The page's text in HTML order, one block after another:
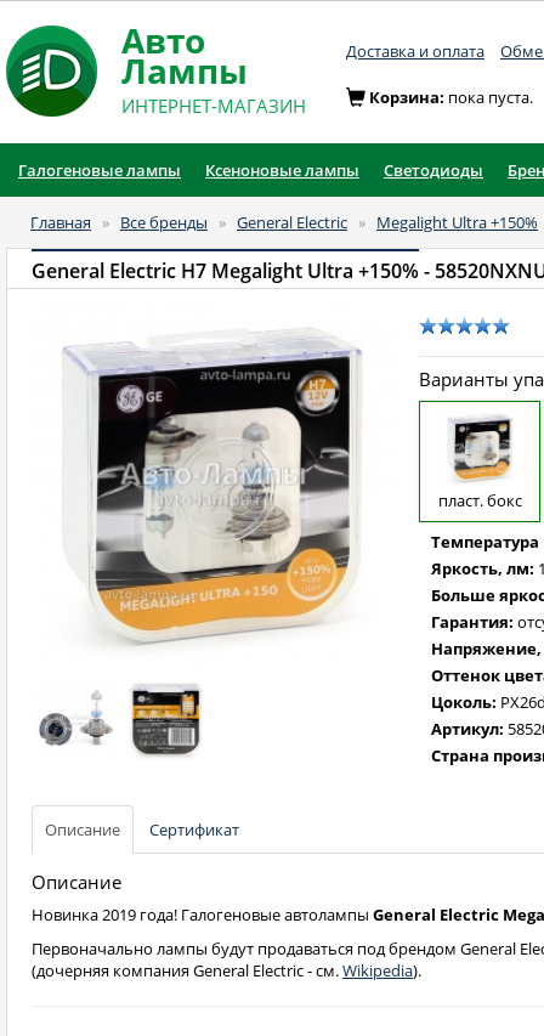
Авто
Лампы
ИНТЕРНЕТ-МАГАЗИН
Доставка и оплата
Корзина: пока пуста.
Галогеновые лампы Ксеноновые лампы Светодиоды
Главная » Все бренды » General Electric » Megalight Ultra +150%
General Electric H7 Megalight Ultra +150%-
Варианты
пласт. бокс
Температура
Яркость, лм:
Больше
Гарантия:
Оттенок
Цоколь:
Артикул:
Страна
Описание Сертификат
Описание
Новинка 2019 года! Галогеновые автолампы General Electric
Первоначально лампы будут продаваться под брендом General
(дочерняя компания General Electric - см.Wikipedia).